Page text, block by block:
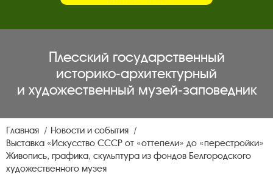
Плесский государственный
историко‑архитектурный
и художественный музей‑заповедник
Главная
Новости и события
Выставка «Искусство СССР от «оттепели» до «перестройки»
Живопись, графика, скульптура из фондов Белгородского
художественного музея